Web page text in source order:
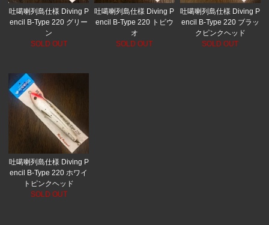
吐噶喇列島仕様 Diving P
encil B-Type 220 グリー
ン
SOLD OUT
吐噶喇列島仕様 Diving P
encil B-Type 220 トビウ
オ
SOLD OUT
吐噶喇列島仕様 Diving P
encil B-Type 220 ブラッ
クピンクヘッド
SOLD OUT
吐噶喇列島仕様 Diving P
encil B-Type 220 ホワイ
トピンクヘッド
SOLD OUT